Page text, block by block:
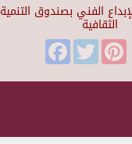
الفني بصندوق التنمية
الثقافية
FacebookTwitter